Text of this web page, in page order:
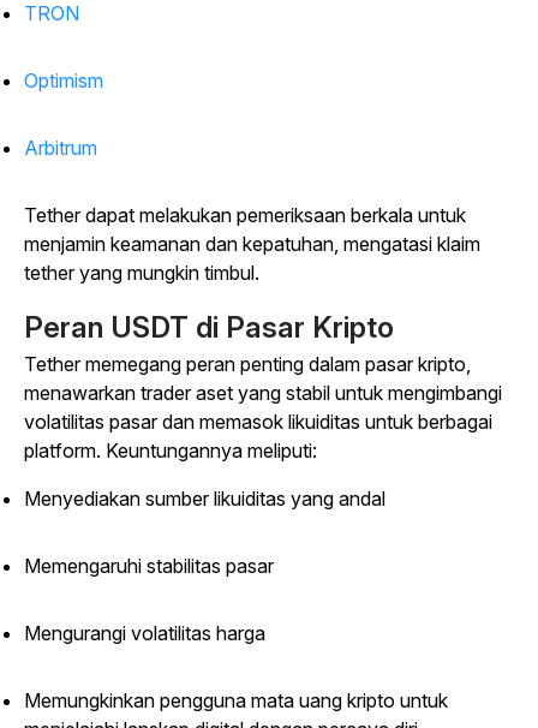
TRON
Optimism
Arbitrum
Tether dapat melakukan pemeriksaan berkala untuk
menjamin keamanan dan kepatuhan, mengatasi klaim
tether yang mungkin timbul.
Peran USDT di Pasar Kripto
Tether memegang peran penting dalam pasar kripto,
menawarkan trader aset yang stabil untuk mengimbangi
volatilitas pasar dan memasok likuiditas untuk berbagai
platform. Keuntungannya meliputi:
Menyediakan sumber likuiditas yang andal
Memengaruhi stabilitas pasar
Mengurangi volatilitas harga
Memungkinkan pengguna mata uang kripto untuk